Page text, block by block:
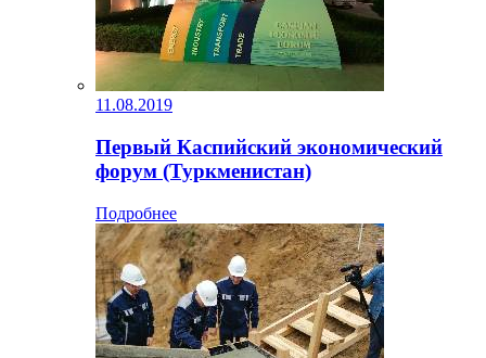
11.08.2019
Первый Каспийский экономический
форум (Туркменистан)
Подробнее